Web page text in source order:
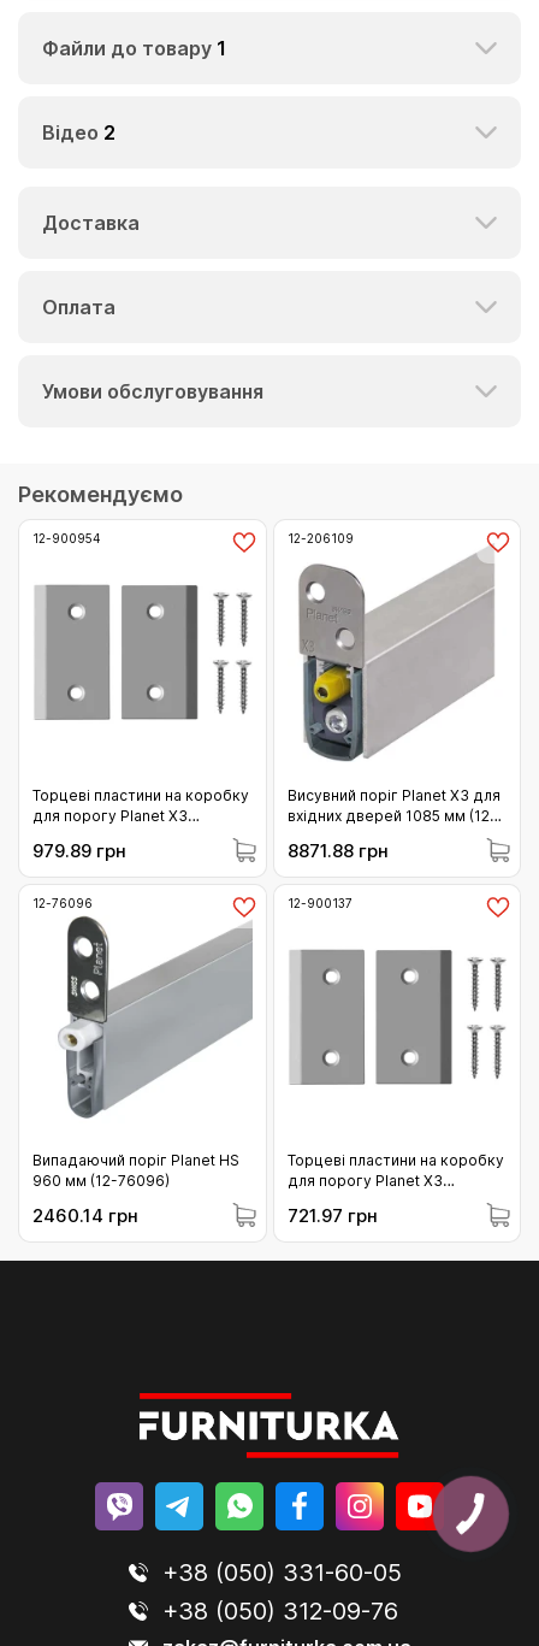
Файли до товару 1
Відео 2
Доставка
Оплата
Умови обслуговування
Рекомендуємо
12-900954
Торцеві пластини на коробку
для порогу Planet X3
900954)
979.89 грн
12-206109
Висувний поріг Planet X3 для
вхідних дверей 1085 мм (12-
8871.88 грн
12-76096
Випадаючий поріг Planet HS
960 мм (12-76096)
2460.14 грн
12-900137
Торцеві пластини на коробку
для порогу Planet X3
900137)
721.97 грн
+38 (050) 331-60-05
+38 (050) 312-09-76